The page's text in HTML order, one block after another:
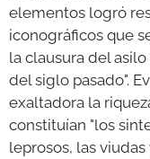
elementos logró
iconográficos que
la clausura del
del siglo pasado".
exaltadora la
constituían "los
leprosos, las